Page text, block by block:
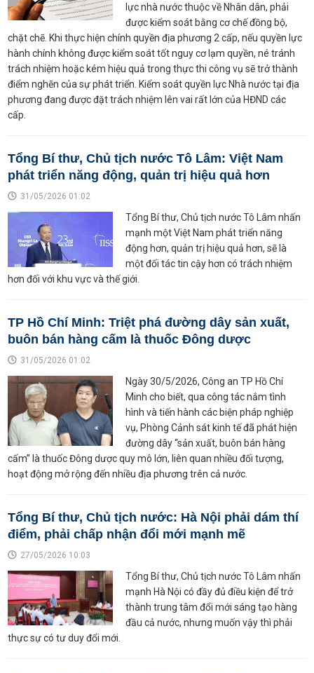
lực nhà nước thuộc về Nhân dân, phải
được kiểm soát bằng cơ chế đồng bộ,
chặt chẽ. Khi thực hiện chính quyền địa phương 2 cấp, nếu quyền lực
hành chính không được kiểm soát tốt nguy cơ lạm quyền, né tránh
trách nhiệm hoặc kém hiệu quả trong thực thi công vụ sẽ trở thành
điểm nghẽn của sự phát triển. Kiểm soát quyền lực Nhà nước tại địa
phương đang được đặt trách nhiệm lên vai rất lớn của HĐND các
cấp.
Tổng Bí thư, Chủ tịch nước Tô Lâm: Việt Nam
phát triển năng động, quản trị hiệu quả hơn
31/05/2026 01:02
Tổng Bí thư, Chủ tịch nước Tô Lâm nhấn
mạnh một Việt Nam phát triển năng
động hơn, quản trị hiệu quả hơn, sẽ là
một đối tác tin cậy hơn có trách nhiệm
hơn đối với khu vực và thế giới.
TP Hồ Chí Minh: Triệt phá đường dây sản xuất,
buôn bán hàng cấm là thuốc Đông dược
31/05/2026 01:02
Ngày 30/5/2026, Công an TP Hồ Chí
Minh cho biết, qua công tác nắm tình
hình và tiến hành các biện pháp nghiệp
vụ, Phòng Cảnh sát kinh tế đã phát hiện
đường dây “sản xuất, buôn bán hàng
cấm” là thuốc Đông dược quy mô lớn, liên quan nhiều đối tượng,
hoạt động mở rộng đến nhiều địa phương trên cả nước.
Tổng Bí thư, Chủ tịch nước: Hà Nội phải dám thí
điểm, phải chấp nhận đổi mới mạnh mẽ
27/05/2026 10:03
Tổng Bí thư, Chủ tịch nước Tô Lâm nhấn
mạnh Hà Nội có đầy đủ điều kiện để trở
thành trung tâm đổi mới sáng tạo hàng
đầu cả nước, nhưng muốn vậy thì phải
thực sự có tư duy đổi mới.